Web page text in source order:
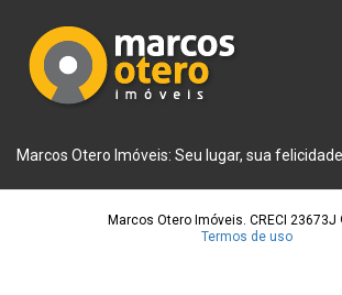
Marcos Otero Imóveis: Seu lugar, sua
Marcos Otero Imóveis. CRECI 23673J
Termos de uso